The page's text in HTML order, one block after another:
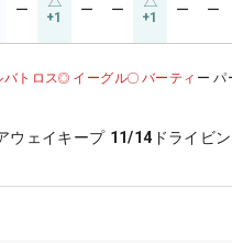
ー +1 ー ー +1 ー ー
バトロス イーグル バーティ ー パ
ウェイキープ 11/14 ドライビ